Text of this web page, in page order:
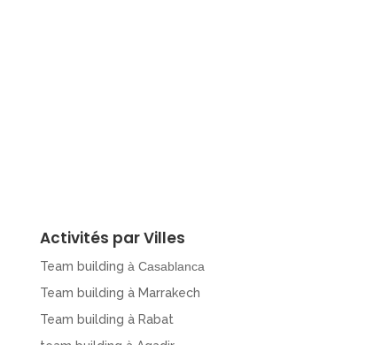
Activités par Villes
Team building à Casablanca
Team building à Marrakech
Team building à Rabat